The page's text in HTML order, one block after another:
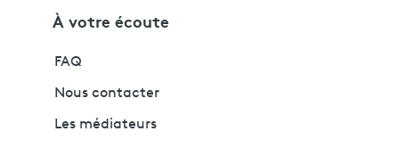
À votre écoute
FAQ
Nous contacter
Les médiateurs